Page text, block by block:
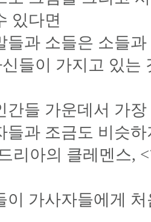
있다면
들과 소들은 소들
들이 가지고 있는
간들 가운데서 가
들과 조금도 비슷
리아의 클레멘스,
이 가사자들에게